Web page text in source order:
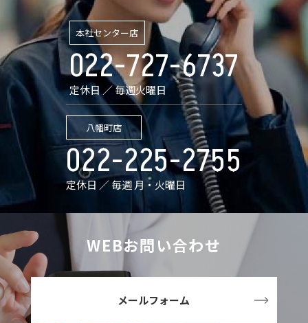
本社センター店
022-727-6737
定休日 ／ 毎週火曜日
八幡町店
022-225-2755
定休日 ／ 毎週 月・火曜日
WEBお問い合わせ
メールフォーム